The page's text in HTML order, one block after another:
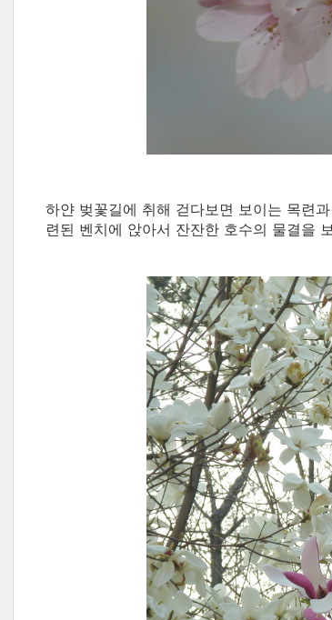
하얀 벚꽃길에 취해 걷다보면 보이는 목련
련된 벤치에 앉아서 잔잔한 호수의 물결을